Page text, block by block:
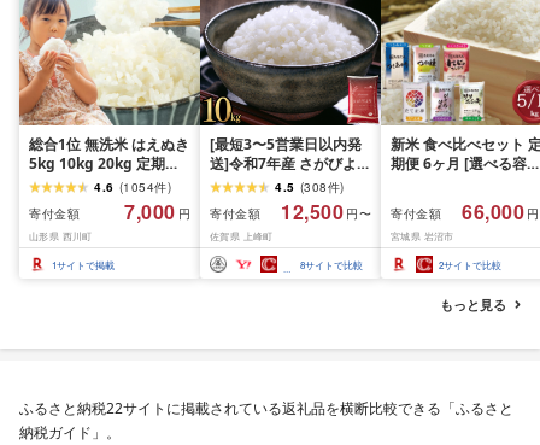
総合1位 無洗米 はえぬき
5kg 10kg 20kg 定期便
も選べる レビュー高評
価 山形県産 令和7年産
選べる内容量 発送時期
定期便 3ヶ月 6ヶ月 3回
6回 3か月 6か月 ランキ
4.6 (1054件)
寄付金額
7,000 円
山形県 西川町
1サイトで掲載
[最短3〜5営業日以内発
送]令和7年産 さがびより
佐賀県産(精米)10kg
4.5 (308件)
寄付金額
12,500 円〜
佐賀県 上峰町
8サイトで比較
新米 食べ比べセット
期便 6ヶ月 [選べる容
ん つきあかり つや姫
じのきらめき だて正夢
ひとめぼれ ササニシキ
セット 銘柄米 味比べ
リエーション お楽しみ
食味 毎日の食卓 毎月
わる 色々試せる 志賀
寄付金額 66,000
宮城県 岩沼市
2サイトで比較
もっと見る
ふるさと納税22サイトに掲載されている返礼品を横断比較できる「ふるさと
納税ガイド」。